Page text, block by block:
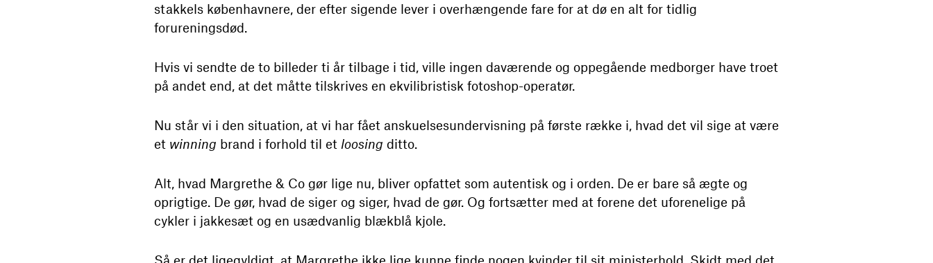
stakkels københavnere, der efter sigende lever i overhængende fare for at dø en alt for tidlig
forureningsdød.
Hvis vi sendte de to billeder ti år tilbage i tid, ville ingen daværende og oppegående medborger have troet
på andet end, at det måtte tilskrives en ekvilibristisk fotoshop-operatør.
Nu står vi i den situation, at vi har fået anskuelsesundervisning på første række i, hvad det vil sige at være
et winning brand i forhold til et loosing ditto.
Alt, hvad Margrethe & Co gør lige nu, bliver opfattet som autentisk og i orden. De er bare så ægte og
oprigtige. De gør, hvad de siger og siger, hvad de gør. Og fortsætter med at forene det uforenelige på
cykler i jakkesæt og en usædvanlig blækblå kjole.